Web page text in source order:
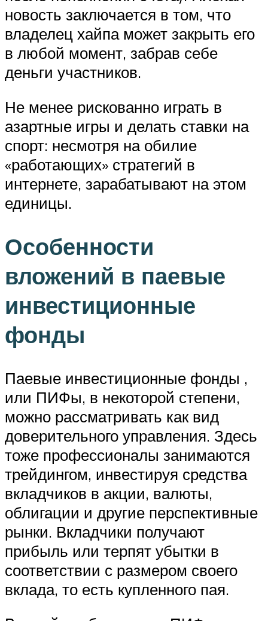
новость заключается в том, что
владелец хайпа может закрыть его
в любой момент, забрав себе
деньги участников.
Не менее рискованно играть в
азартные игры и делать ставки на
спорт: несмотря на обилие
«работающих» стратегий в
интернете, зарабатывают на этом
единицы.
Особенности
вложений в паевые
инвестиционные
фонды
Паевые инвестиционные фонды ,
или ПИФы, в некоторой степени,
можно рассматривать как вид
доверительного управления. Здесь
тоже профессионалы занимаются
трейдингом, инвестируя средства
вкладчиков в акции, валюты,
облигации и другие перспективные
рынки. Вкладчики получают
прибыль или терпят убытки в
соответствии с размером своего
вклада, то есть купленного пая.